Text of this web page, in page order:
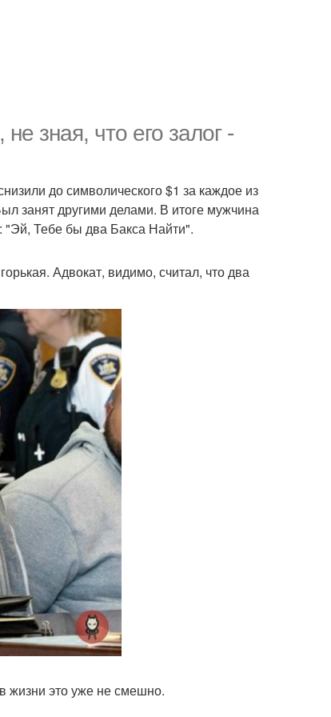
зная, что его залог -
до символического $1 за каждое из
занят другими делами. В итоге мужчина
"Эй, Тебе бы два Бакса Найти".
Адвокат, видимо, считал, что два
жизни это уже не смешно.